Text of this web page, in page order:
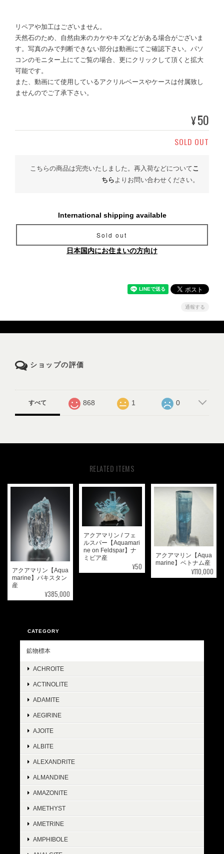
リペアや加工はございません。
天然石のため、自然由来のカケやキズなどがある場合がございま
す。写真のみで判断できない部分は動画にてご確認下さい。パソ
コンのモニター上にてご覧の場合、更にクリックして頂くと拡大
可能です。
また、動画にて使用しているアクリルベースやケースは付属致し
ませんのでご了承下さい。
¥50
SOLD OUT
こちらの商品は完売いたしました。再入荷などについてこ
ちらよりお問い合わせください。
International shipping available
Sold out
日本国内にお住まいの方向け
通報する
ショップの評価
すべて 868 1 0
RELATED ITEMS
アクアマリン【Aqua
marine】パキスタン
産
¥385,000
アクアマリン / フェ
ルスパー【Aquamari
ne on Feldspar】ナ
ミビア産
¥50
アクアマリン【Aqua
marine】ベトナム産
¥110,000
CATEGORY
鉱物標本
ACHROITE
ACTINOLITE
ADAMITE
AEGIRINE
AJOITE
ALBITE
ALEXANDRITE
ALMANDINE
AMAZONITE
AMETHYST
AMETRINE
AMPHIBOLE